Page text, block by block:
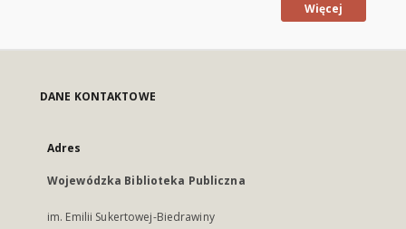
Więcej
DANE KONTAKTOWE
Adres
Wojewódzka Biblioteka Publiczna
im. Emilii Sukertowej-Biedrawiny